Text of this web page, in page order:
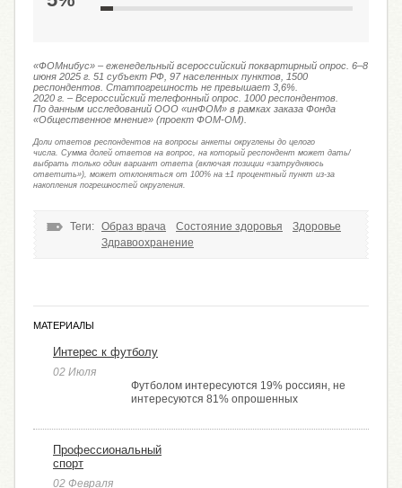
«ФОМнибус» – еженедельный всероссийский поквартирный опрос. 6–8
июня 2025 г. 51 субъект РФ, 97 населенных пунктов, 1500
респондентов. Статпогрешность не превышает 3,6%.
2020 г. – Всероссийский телефонный опрос. 1000 респондентов.
По данным исследований ООО «инФОМ» в рамках заказа Фонда
«Общественное мнение» (проект ФОМ-ОМ).
Доли ответов респондентов на вопросы анкеты округлены до целого
числа. Сумма долей ответов на вопрос, на который респондент может дать/
выбрать только один вариант ответа (включая позиции «затрудняюсь
ответить»), может отклоняться от 100% на ±1 процентный пункт из-за
накопления погрешностей округления.
Теги: Образ врача Состояние здоровья
Здоровье
Здравоохранение
МАТЕРИАЛЫ
Интерес к футболу
02 Июля
Футболом интересуются 19% россиян, не
интересуются 81% опрошенных
Профессиональный
спорт
02 Февраля